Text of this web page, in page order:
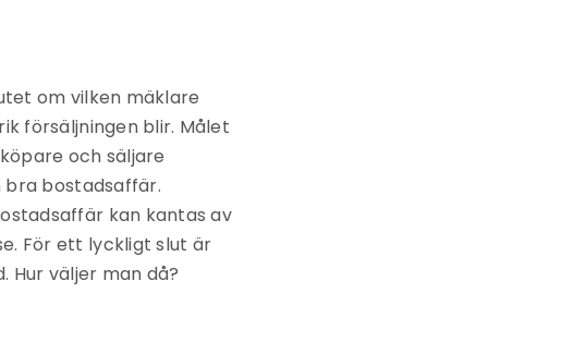
om vilken mäklare
försäljningen blir. Målet
och säljare
bra bostadsaffär.
kan kantas av
För ett lyckligt slut är
Hur väljer man då?